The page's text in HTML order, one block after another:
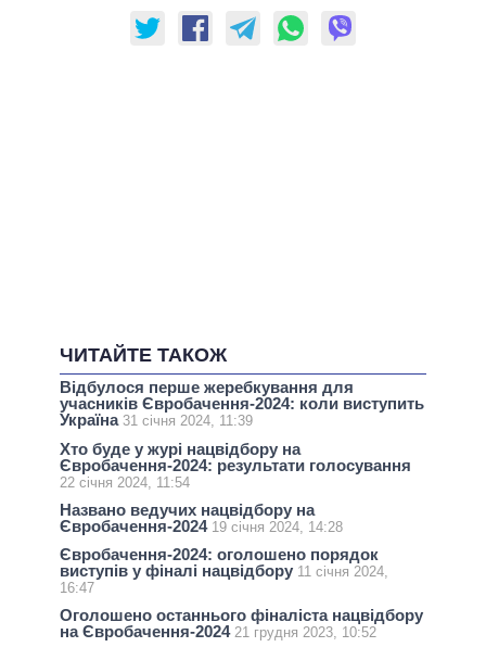
ЧИТАЙТЕ ТАКОЖ
Відбулося перше жеребкування для
учасників Євробачення-2024: коли виступить
Україна 31 січня 2024, 11:39
Хто буде у журі нацвідбору на
Євробачення-2024: результати голосування
22 січня 2024, 11:54
Названо ведучих нацвідбору на
Євробачення-2024 19 січня 2024, 14:28
Євробачення-2024: оголошено порядок
виступів у фіналі нацвідбору 11 січня 2024,
16:47
Оголошено останнього фіналіста нацвідбору
на Євробачення-2024 21 грудня 2023, 10:52